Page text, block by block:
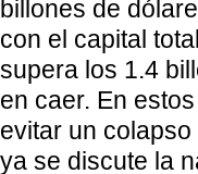
billones de
con el capital
supera los 1.4
en caer. En
evitar un
ya se discute la